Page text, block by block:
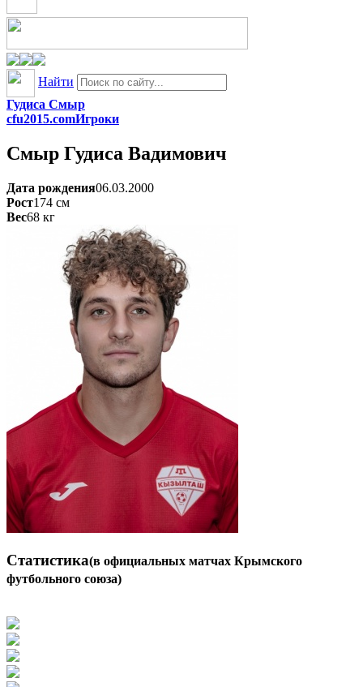
Найти
Гудиса Смыр
cfu2015.comИгроки
Смыр Гудиса Вадимович
Дата рождения06.03.2000
Рост174 см
Вес68 кг
Статистика(в официальных матчах Крымского
футбольного союза)